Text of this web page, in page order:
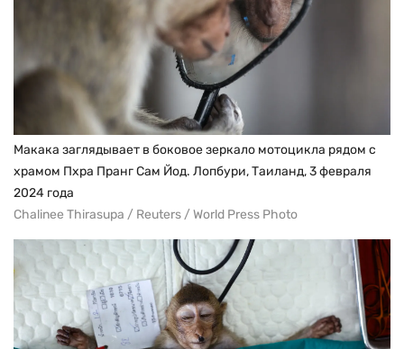
Макака заглядывает в боковое зеркало мотоцикла рядом с
храмом Пхра Пранг Сам Йод. Лопбури, Таиланд, 3 февраля
2024 года
Chalinee Thirasupa / Reuters / World Press Photo